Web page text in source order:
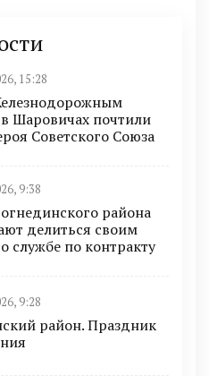
15:28
Шаровичах почтили
Советского Союза
9:38
района
делиться своим
службе по контракту
9:28
район. Праздник